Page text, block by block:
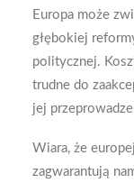
Europa może
głębokiej
politycznej.
trudne do
jej
Wiara, że
zagwarantują